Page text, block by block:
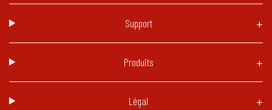
Support
Produits
Légal